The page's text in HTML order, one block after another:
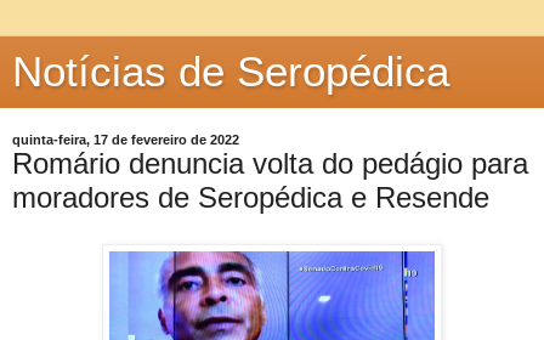
Notícias de Seropédica
quinta-feira, 17 de fevereiro de 2022
Romário denuncia volta do pedágio para
moradores de Seropédica e Resende